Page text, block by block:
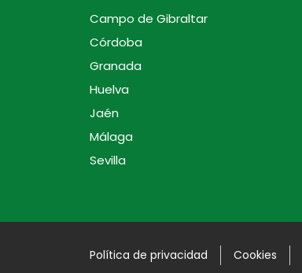
Campo de Gibraltar
Córdoba
Granada
Huelva
Jaén
Málaga
Sevilla
Política de privacidad Cookies